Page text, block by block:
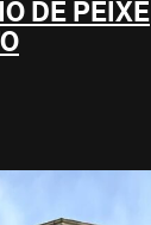
DE PEIXE